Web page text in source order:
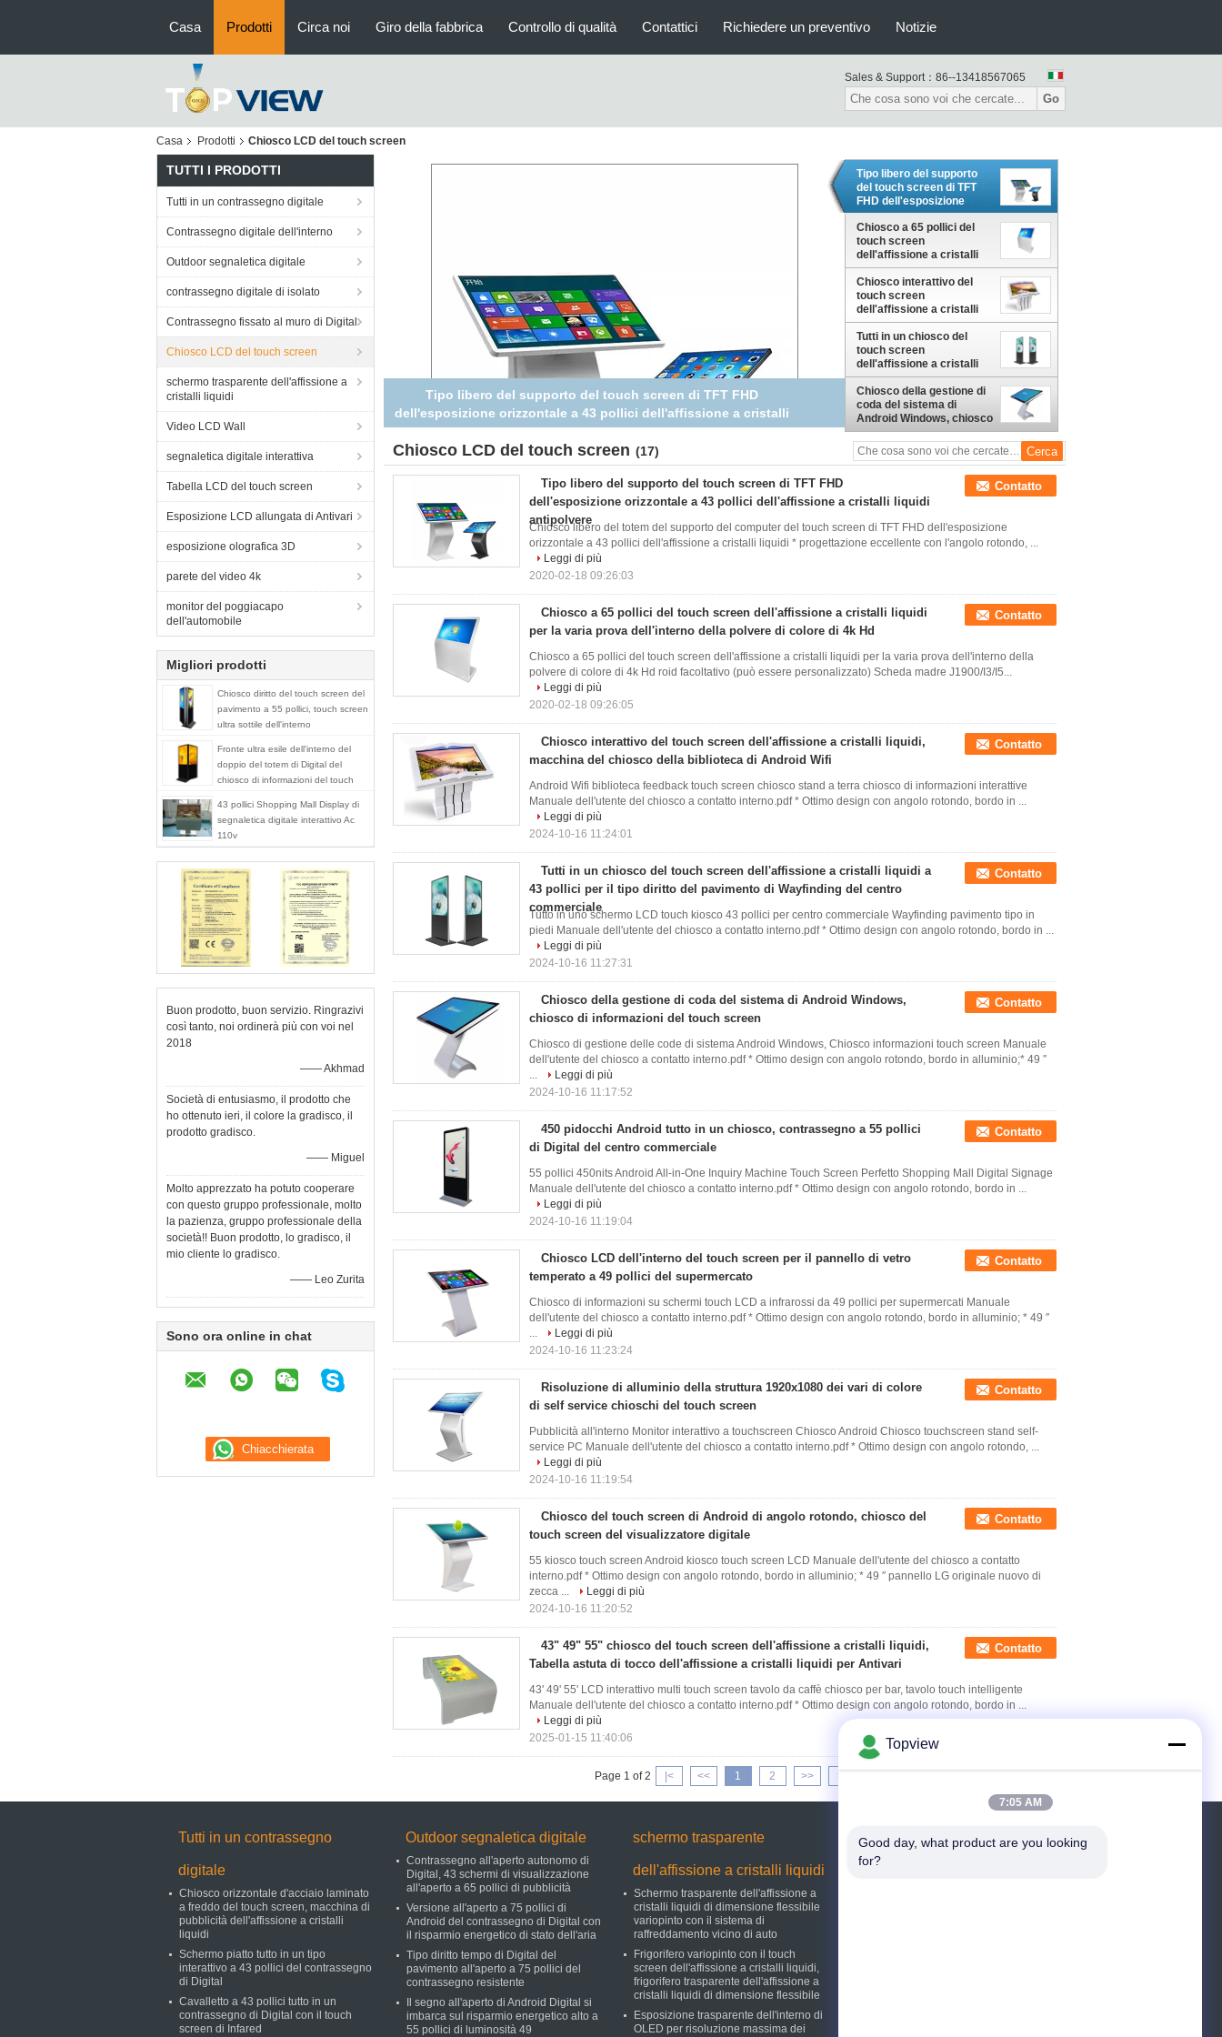
Casa Prodotti Circa noi Giro della fabbrica Controllo di qualità Contattici Richiedere un preventivo Notizie
Sales & Support： 86--13418567065
Go
Casa Prodotti Chiosco LCD del touch screen
TUTTI I PRODOTTI
Tutti in un contrassegno digitale
Contrassegno digitale dell'interno
Outdoor segnaletica digitale
contrassegno digitale di isolato
Contrassegno fissato al muro di Digital
Chiosco LCD del touch screen
schermo trasparente dell'affissione a
cristalli liquidi
Video LCD Wall
segnaletica digitale interattiva
Tabella LCD del touch screen
Esposizione LCD allungata di Antivari
esposizione olografica 3D
parete del video 4k
monitor del poggiacapo
dell'automobile
Migliori prodotti
Chiosco diritto del touch screen del
pavimento a 55 pollici, touch screen
ultra sottile dell'interno
Fronte ultra esile dell'interno del
doppio del totem di Digital del
chiosco di informazioni del touch
43 pollici Shopping Mall Display di
segnaletica digitale interattivo Ac
110v
Buon prodotto, buon servizio. Ringrazivi
così tanto, noi ordinerà più con voi nel
2018
—— Akhmad
Società di entusiasmo, il prodotto che
ho ottenuto ieri, il colore la gradisco, il
prodotto gradisco.
—— Miguel
Molto apprezzato ha potuto cooperare
con questo gruppo professionale, molto
la pazienza, gruppo professionale della
società!! Buon prodotto, lo gradisco, il
mio cliente lo gradisco.
—— Leo Zurita
Sono ora online in chat
Chiosco a 65 pollici del touch screen dell'affissione a cristalli
liquidi per la varia prova dell'interno della polvere di colore di 4k
Hd
Tipo libero del supporto
del touch screen di TFT
FHD dell'esposizione
orizzontale a 43 pollici
dell'affissione a cristalli
liquidi antipolvere
Chiosco a 65 pollici del
touch screen
dell'affissione a cristalli
liquidi per la varia prova
dell'interno della polvere
di colore di 4k Hd
Chiosco interattivo del
touch screen
dell'affissione a cristalli
liquidi, macchina del
chiosco della biblioteca di
Android Wifi
Tutti in un chiosco del
touch screen
dell'affissione a cristalli
liquidi a 43 pollici per il
tipo diritto del pavimento
di Wayfinding del centro
commerciale
Chiosco della gestione di
coda del sistema di
Android Windows, chiosco
di informazioni del touch
screen
Chiosco LCD del touch screen (17)
Tipo libero del supporto del touch screen di TFT FHD
dell'esposizione orizzontale a 43 pollici dell'affissione a cristalli liquidi
antipolvere
Contatto
Chiosco libero del totem del supporto del computer del touch screen di TFT FHD dell'esposizione
orizzontale a 43 pollici dell'affissione a cristalli liquidi * progettazione eccellente con l'angolo rotondo, ...
Leggi di più
2020-02-18 09:26:03
Chiosco a 65 pollici del touch screen dell'affissione a cristalli liquidi
per la varia prova dell'interno della polvere di colore di 4k Hd
Contatto
Chiosco a 65 pollici del touch screen dell'affissione a cristalli liquidi per la varia prova dell'interno della
polvere di colore di 4k Hd roid facoltativo (può essere personalizzato) Scheda madre J1900/I3/I5...
Leggi di più
2020-02-18 09:26:05
Chiosco interattivo del touch screen dell'affissione a cristalli liquidi,
macchina del chiosco della biblioteca di Android Wifi
Contatto
Android Wifi biblioteca feedback touch screen chiosco stand a terra chiosco di informazioni interattive
Manuale dell'utente del chiosco a contatto interno.pdf * Ottimo design con angolo rotondo, bordo in ...
Leggi di più
2024-10-16 11:24:01
Tutti in un chiosco del touch screen dell'affissione a cristalli liquidi a
43 pollici per il tipo diritto del pavimento di Wayfinding del centro
commerciale
Contatto
Tutto in uno schermo LCD touch kiosco 43 pollici per centro commerciale Wayfinding pavimento tipo in
piedi Manuale dell'utente del chiosco a contatto interno.pdf * Ottimo design con angolo rotondo, bordo in ...
Leggi di più
2024-10-16 11:27:31
Chiosco della gestione di coda del sistema di Android Windows,
chiosco di informazioni del touch screen
Contatto
Chiosco di gestione delle code di sistema Android Windows, Chiosco informazioni touch screen Manuale
dell'utente del chiosco a contatto interno.pdf * Ottimo design con angolo rotondo, bordo in alluminio;* 49 ′′
...
Leggi di più
2024-10-16 11:17:52
450 pidocchi Android tutto in un chiosco, contrassegno a 55 pollici
di Digital del centro commerciale
Contatto
55 pollici 450nits Android All-in-One Inquiry Machine Touch Screen Perfetto Shopping Mall Digital Signage
Manuale dell'utente del chiosco a contatto interno.pdf * Ottimo design con angolo rotondo, bordo in ...
Leggi di più
2024-10-16 11:19:04
Chiosco LCD dell'interno del touch screen per il pannello di vetro
temperato a 49 pollici del supermercato
Contatto
Chiosco di informazioni su schermi touch LCD a infrarossi da 49 pollici per supermercati Manuale
dell'utente del chiosco a contatto interno.pdf * Ottimo design con angolo rotondo, bordo in alluminio; * 49 ′′
...
Leggi di più
2024-10-16 11:23:24
Risoluzione di alluminio della struttura 1920x1080 dei vari di colore
di self service chioschi del touch screen
Contatto
Pubblicità all'interno Monitor interattivo a touchscreen Chiosco Android Chiosco touchscreen stand self-
service PC Manuale dell'utente del chiosco a contatto interno.pdf * Ottimo design con angolo rotondo, ...
Leggi di più
2024-10-16 11:19:54
Chiosco del touch screen di Android di angolo rotondo, chiosco del
touch screen del visualizzatore digitale
Contatto
55 kiosco touch screen Android kiosco touch screen LCD Manuale dell'utente del chiosco a contatto
interno.pdf * Ottimo design con angolo rotondo, bordo in alluminio; * 49 ′′ pannello LG originale nuovo di
zecca ...
Leggi di più
2024-10-16 11:20:52
43" 49" 55" chiosco del touch screen dell'affissione a cristalli liquidi,
Tabella astuta di tocco dell'affissione a cristalli liquidi per Antivari
Contatto
43' 49' 55' LCD interattivo multi touch screen tavolo da caffè chiosco per bar, tavolo touch intelligente
Manuale dell'utente del chiosco a contatto interno.pdf * Ottimo design con angolo rotondo, bordo in ...
Leggi di più
2025-01-15 11:40:06
Page 1 of 2 |< << 1 2 >> >|
Tutti in un contrassegno
digitale
Chiosco orizzontale d'acciaio laminato
a freddo del touch screen, macchina di
pubblicità dell'affissione a cristalli
liquidi
Schermo piatto tutto in un tipo
interattivo a 43 pollici del contrassegno
di Digital
Cavalletto a 43 pollici tutto in un
contrassegno di Digital con il touch
screen di Infared
Outdoor segnaletica digitale
Contrassegno all'aperto autonomo di
Digital, 43 schermi di visualizzazione
all'aperto a 65 pollici di pubblicità
Versione all'aperto a 75 pollici di
Android del contrassegno di Digital con
il risparmio energetico di stato dell'aria
Tipo diritto tempo di Digital del
pavimento all'aperto a 75 pollici del
contrassegno resistente
Il segno all'aperto di Android Digital si
imbarca sul risparmio energetico alto a
55 pollici di luminosità 49
schermo trasparente
dell'affissione a cristalli liquidi
Schermo trasparente dell'affissione a
cristalli liquidi di dimensione flessibile
variopinto con il sistema di
raffreddamento vicino di auto
Frigorifero variopinto con il touch
screen dell'affissione a cristalli liquidi,
frigorifero trasparente dell'affissione a
cristalli liquidi di dimensione flessibile
Esposizione trasparente dell'interno di
OLED per risoluzione massima dei
Richiedere un preventivo
Topview
7:05 AM
Good day, what product are you looking
for?